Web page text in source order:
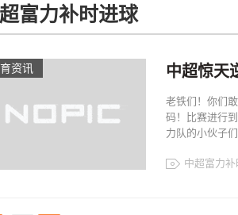
富力补时进球
资讯 中超惊天
老铁们！你们
码！比赛进行
力队的小伙子
中超富力